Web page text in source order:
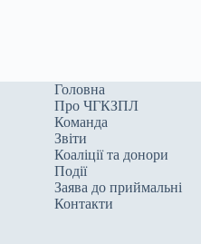
соціально-
психологічної
допомоги
для
від
домашнього
Головна
Про ЧГКЗПЛ
Команда
Звіти
Коаліції та донори
Події
Заява до приймальні
Контакти